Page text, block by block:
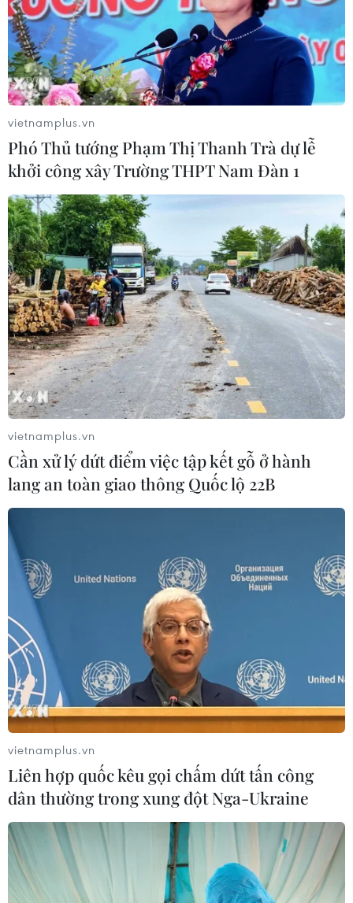
Liên minh châu Âu đề xuất cấm nhập
khẩu nhiên liệu sản xuất từ dầu thô Nga
11/06/2025 11:33
Liên minh châu Âu đang có kế hoạch mới sẽ tiến xa hơn
khi cấm cả những loại nhiên liệu được sản xuất tại các
nước thứ ba nhưng sử dụng nguyên liệu đầu vào là dầu
thô của Nga.
Xuất khẩu than của Nga sang Trung Quốc
trong quý đầu năm giảm gần 50%
Trong thời gian này, lượng than do Nga vận chuyển qua
đường biển đến Trung Quốc trung bình đạt 251.000 tấn
mỗi tuần, giảm mạnh so với 534.000 tấn của cùng kỳ
năm trước.
vietnamplus.vn
Phó Thủ tướng Phạm Thị Thanh Trà dự lễ
khởi công xây Trường THPT Nam Đàn 1
vietnamplus.vn
Cần xử lý dứt điểm việc tập kết gỗ ở hành
lang an toàn giao thông Quốc lộ 22B
vietnamplus.vn
Liên hợp quốc kêu gọi chấm dứt tấn công
dân thường trong xung đột Nga-Ukraine